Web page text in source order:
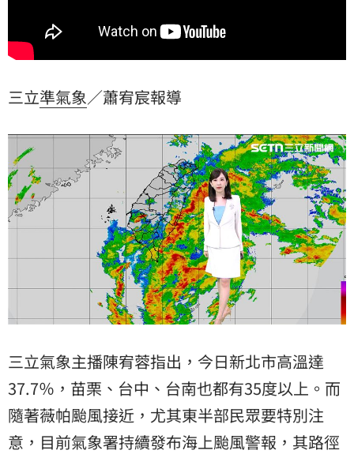
三立準氣象／蕭宥宸報導
三立氣象主播陳宥蓉指出，今日新北市高溫達
37.7％，苗栗、台中、台南也都有35度以上。而
隨著薇帕颱風接近，尤其東半部民眾要特別注
意，目前氣象署持續發布海上颱風警報，其路徑